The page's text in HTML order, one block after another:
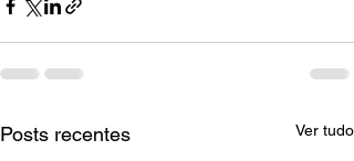
Posts recentes Ver tudo